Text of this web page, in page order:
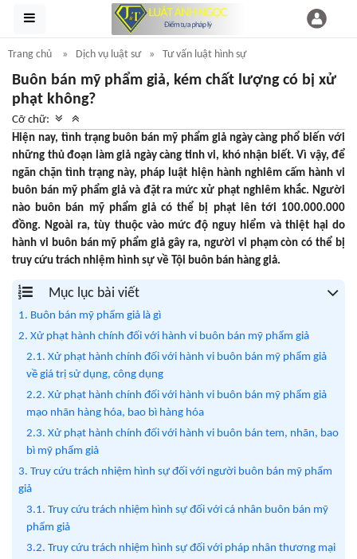
Trang chủ Dịch vụ luật sư Tư vấn luật hình sự
Buôn bán mỹ phẩm giả, kém chất lượng có bị xử
phạt không?
Cỡ chữ:
Hiện nay, tình trạng buôn bán mỹ phẩm giả ngày càng phổ biến với
những thủ đoạn làm giả ngày càng tinh vi, khó nhận biết. Vì vậy, để
ngăn chặn tình trạng này, pháp luật hiện hành nghiêm cấm hành vi
buôn bán mỹ phẩm giả và đặt ra mức xử phạt nghiêm khắc. Người
nào buôn bán mỹ phẩm giả có thể bị phạt lên tới 100.000.000
đồng. Ngoài ra, tùy thuộc vào mức độ nguy hiểm và thiệt hại do
hành vi buôn bán mỹ phẩm giả gây ra, người vi phạm còn có thể bị
truy cứu trách nhiệm hình sự về Tội buôn bán hàng giả.
Mục lục bài viết
1. Buôn bán mỹ phẩm giả là gì
2. Xử phạt hành chính đối với hành vi buôn bán mỹ phẩm giả
2.1. Xử phạt hành chính đối với hành vi buôn bán mỹ phẩm giả
về giá trị sử dụng, công dụng
2.2. Xử phạt hành chính đối với hành vi buôn bán mỹ phẩm giả
mạo nhãn hàng hóa, bao bì hàng hóa
2.3. Xử phạt hành chính đối với hành vi buôn bán tem, nhãn, bao
bì mỹ phẩm giả
3. Truy cứu trách nhiệm hình sự đối với người buôn bán mỹ phẩm
giả
3.1. Truy cứu trách nhiệm hình sự đối với cá nhân buôn bán mỹ
phẩm giả
3.2. Truy cứu trách nhiệm hình sự đối với pháp nhân thương mại